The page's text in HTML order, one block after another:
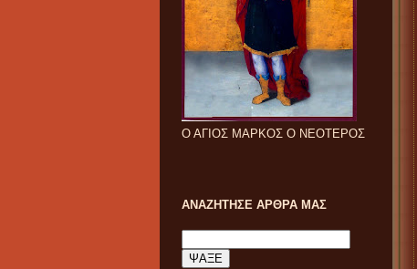
Ο ΑΓΙΟΣ ΜΑΡΚΟΣ Ο ΝΕΟΤΕΡΟΣ
ΑΝΑΖΗΤΗΣΕ ΑΡΘΡΑ ΜΑΣ